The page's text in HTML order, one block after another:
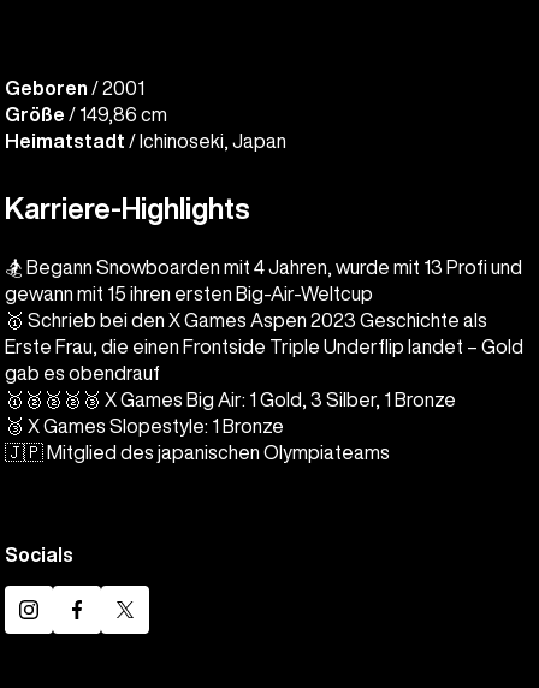
Geboren / 2001
Größe / 149,86 cm
Heimatstadt / Ichinoseki, Japan
Karriere-Highlights
🏂 Begann Snowboarden mit 4 Jahren, wurde mit 13 Profi und
gewann mit 15 ihren ersten Big-Air-Weltcup
🥇 Schrieb bei den X Games Aspen 2023 Geschichte als
Erste Frau, die einen Frontside Triple Underflip landet – Gold
gab es obendrauf
🥇🥈🥈🥈🥉 X Games Big Air: 1 Gold, 3 Silber, 1 Bronze
🥉 X Games Slopestyle: 1 Bronze
🇯🇵 Mitglied des japanischen Olympiateams
Socials
InstagramFacebook
Twitter